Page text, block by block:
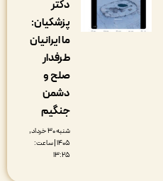
دکتر
پزشکیان:
ما ایرانیان
شنبه ۳۰ خرداد,
۱۴۰۵ | ساعت: